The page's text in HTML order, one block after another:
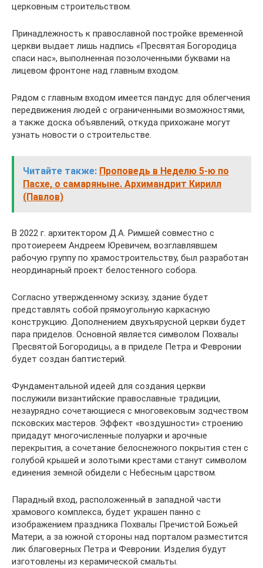
церковным строительством.
Принадлежность к православной постройке временной
церкви выдает лишь надпись «Пресвятая Богородица
спаси нас», выполненная позолоченными буквами на
лицевом фронтоне над главным входом.
Рядом с главным входом имеется пандус для облегчения
передвижения людей с ограниченными возможностями,
а также доска объявлений, откуда прихожане могут
узнать новости о строительстве.
Читайте также: Проповедь в Неделю 5-ю по
Пасхе, о самаряныне. Архимандрит Кирилл
(Павлов)
В 2022 г. архитектором Д.А. Римшей совместно с
протоиереем Андреем Юревичем, возглавлявшем
рабочую группу по храмостроительству, был разработан
неординарный проект белостенного собора.
Согласно утвержденному эскизу, здание будет
представлять собой прямоугольную каркасную
конструкцию. Дополнением двухъярусной церкви будет
пара приделов. Основной является символом Похвалы
Пресвятой Богородицы, а в приделе Петра и Февронии
будет создан баптистерий.
Фундаментальной идеей для создания церкви
послужили византийские православные традиции,
незаурядно сочетающиеся с многовековым зодчеством
псковских мастеров. Эффект «воздушности» строению
придадут многочисленные полуарки и арочные
перекрытия, а сочетание белоснежного покрытия стен с
голубой крышей и золотыми крестами станут символом
единения земной обидели с Небесным царством.
Парадный вход, расположенный в западной части
храмового комплекса, будет украшен панно с
изображением праздника Похвалы Пречистой Божьей
Матери, а за южной стороны над порталом разместится
лик благоверных Петра и Февронии. Изделия будут
изготовлены из керамической смальты.